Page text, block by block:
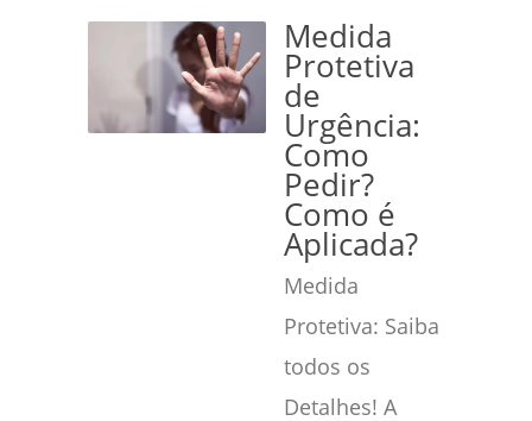
Medida
Protetiva
de
Urgência:
Como
Pedir?
Como é
Aplicada?
Medida
Protetiva: Saiba
todos os
Detalhes! A